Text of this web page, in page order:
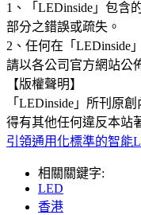
1、「LEDinside」包含
部分之錯誤或疏失。
2、任何在「LEDinside
請以各公司官方網站公
【版權聲明】
「LEDinside」所刊原
得有其他任何違反本站
引領通用化標準的智能
相關關鍵字:
LED
香港